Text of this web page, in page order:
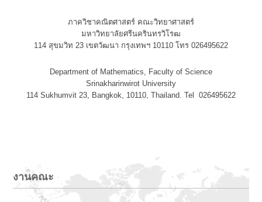
ภาควิชาคณิตศาสตร์ คณะวิทยาศาสตร์
มหาวิทยาลัยศรีนครินทรวิโรฒ
114 สุขมวิท 23 เขตวัฒนา กรุงเทพฯ 10110 โทร 026495622
Department of Mathematics, Faculty of Science
Srinakharinwirot University
114 Sukhumvit 23, Bangkok, 10110, Thailand. Tel 026495622
งานคณะ